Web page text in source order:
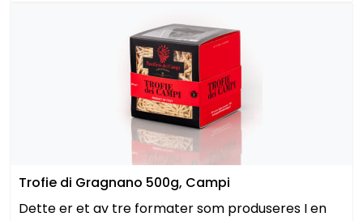
Trofie di Gragnano 500g, Campi
Dette er et av tre formater som produseres I en